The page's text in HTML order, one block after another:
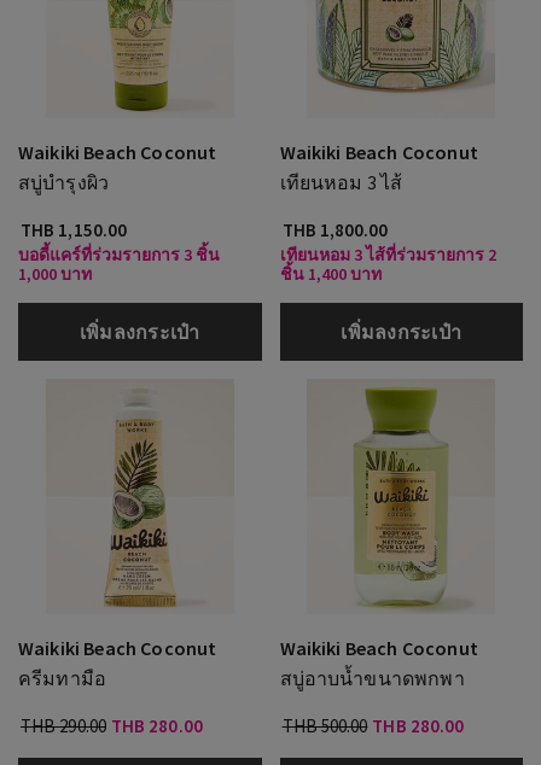
Waikiki Beach Coconut
สบู่บำรุงผิว
THB 1,150.00
บอดี้แคร์ที่ร่วมรายการ 3 ชิ้น
1,000 บาท
เพิ่มลงกระเป๋า
Waikiki Beach Coconut
เทียนหอม 3 ไส้
THB 1,800.00
เทียนหอม 3 ไส้ที่ร่วมรายการ 2
ชิ้น 1,400 บาท
เพิ่มลงกระเป๋า
Waikiki Beach Coconut
ครีมทามือ
THB 290.00 THB 280.00
Waikiki Beach Coconut
สบู่อาบน้ำขนาดพกพา
THB 500.00 THB 280.00